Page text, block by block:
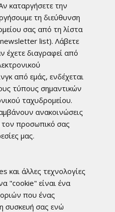
καταργήσετε την
τη διεύθυνση
σας από τη λίστα
list). Λάβετε
έχετε διαγραφεί από
από εμάς, ενδέχεται
τύπους σημαντικών
ταχυδρομείου.
ανακοινώσεις
τον προσωπικό σας
μας.
και άλλες τεχνολογίες
"cookie" είναι ένα
που ένας
συσκευή σας ενώ